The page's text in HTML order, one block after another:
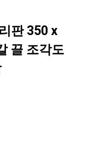
판 350 x
끌 조각도